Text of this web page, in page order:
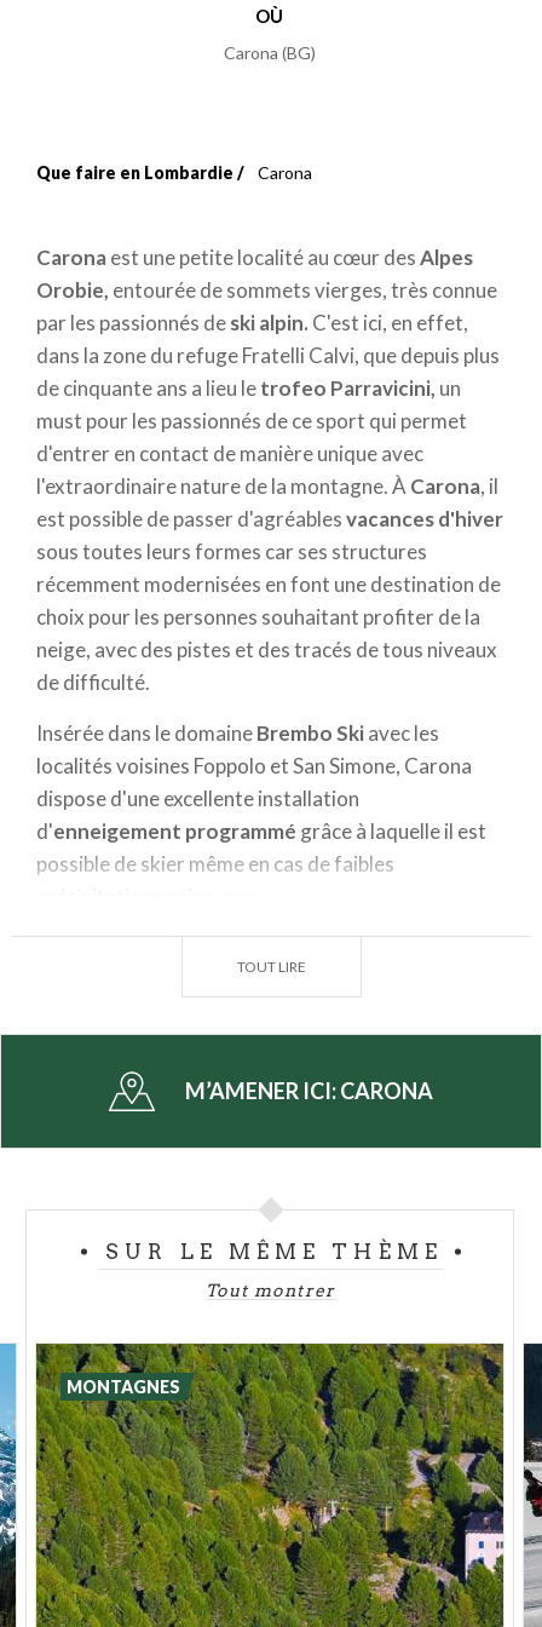
OÙ
Carona (BG)
d'Ariane
Que faire en Lombardie Carona
Caronaest une petite localité au cœur desAlpes
Orobie, entourée de sommets vierges, très connue
par les passionnés deski alpin. C'est ici, en effet,
dans la zone du refuge Fratelli Calvi, que depuis plus
de cinquante ans a lieu letrofeo Parravicini, un
must pour les passionnés de ce sport qui permet
d'entrer en contact de manière unique avec
l'extraordinaire nature de la montagne. À Carona, il
est possible de passer d'agréablesvacances d'hiver
sous toutes leurs formes car ses structures
récemment modernisées en font une destination de
choix pour les personnes souhaitant profiter de la
neige, avec des pistes et des tracés de tous niveaux
de difficulté.
Insérée dans le domaineBrembo Skiavec les
localités voisines Foppolo et San Simone, Carona
dispose d'une excellente installation
d'enneigement programmé grâce à laquelle il est
possible de skier même en cas de faibles
sur les pentes de lavallée de Carisole
surplombe le village : il est non seulement possible
splendide que l'on a depuis le télésiège sur
deski de fonds'étend autour du petit lac, longée
piste de patinage , le tout au cœur de la
nature.
En se baladant dans lepetit centre de Carona
l'église paroissiale de San Giovanni Battistavaut
la peine qu'on s'y arrête. Celle-ci abrite certaines
des œuvres de bonne facture d'artistes locaux des
XVIIème et XVIIIème siècles. Ne manquez pas non
plus l'anciennepetite église dédiée au martyre de
San Giovanni, en marge de l'agglomération.
À une demi-heure de route du centre deCarona, en
direction du refuge Fratelli Calvi se trouve
également l'ancien hameau dePagliari, dit «
TOUT LIRE
M’AMENER ICI:CARONA
SUR LE MÊME THÈME
Tout montrer
MONTAGNES